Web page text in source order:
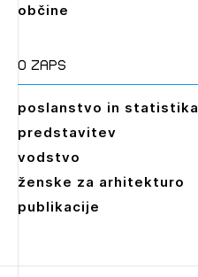
občine
O zaps
poslanstvo in statistika
predstavitev
vodstvo
ženske za arhitekturo
publikacije